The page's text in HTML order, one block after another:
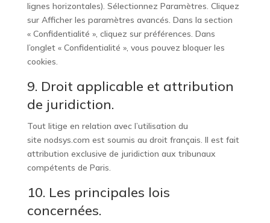
lignes horizontales). Sélectionnez Paramètres. Cliquez
sur Afficher les paramètres avancés. Dans la section
« Confidentialité », cliquez sur préférences. Dans
l’onglet « Confidentialité », vous pouvez bloquer les
cookies.
9. Droit applicable et attribution
de juridiction.
Tout litige en relation avec l’utilisation du
site nodsys.com est soumis au droit français. Il est fait
attribution exclusive de juridiction aux tribunaux
compétents de Paris.
10. Les principales lois
concernées.